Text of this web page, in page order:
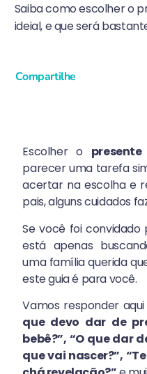
Saiba como escolher o
ideial, e que será
Compartilhe
Escolher o
parecer uma tarefa
acertar na escolha e
pais, alguns cuidados
Se você foi
está apenas
uma família querida
este guia é para você.
Vamos responder
que devo dar de
bebê?”, “O que dar
que vai nascer?”,